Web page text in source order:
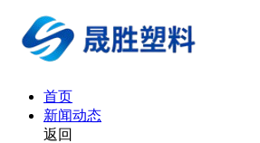
首页
新闻动态
返回